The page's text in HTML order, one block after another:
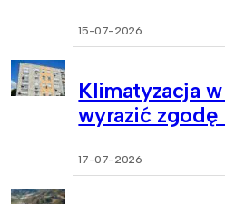
15-07-2026
Klimatyzacja
wyrazić zgodę
17-07-2026